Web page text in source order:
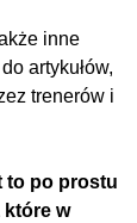
inne
artykułów,
trenerów i
to po prostu
które w